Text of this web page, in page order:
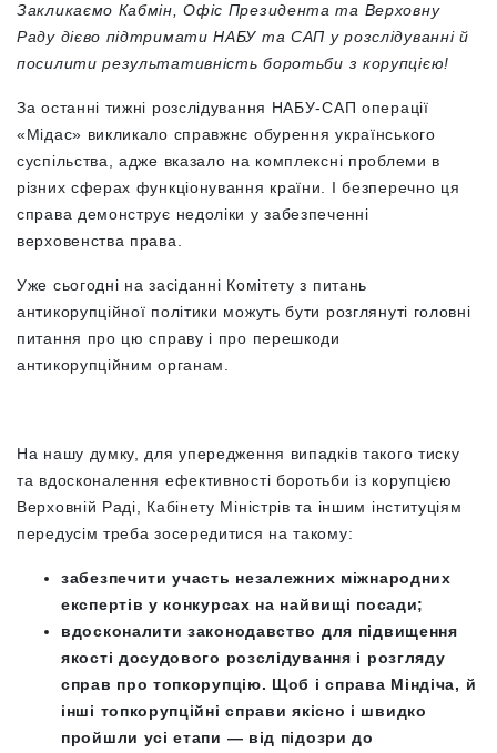
Закликаємо Кабмін, Офіс Президента та Верховну
Раду дієво підтримати НАБУ та САП у розслідуванні й
посилити результативність боротьби з корупцією!
За останні тижні розслідування НАБУ-САП операції
«Мідас» викликало справжнє обурення українського
суспільства, адже вказало на комплексні проблеми в
різних сферах функціонування країни. І безперечно ця
справа демонструє недоліки у забезпеченні
верховенства права.
Уже сьогодні на засіданні Комітету з питань
антикорупційної політики можуть бути розглянуті головні
питання про цю справу і про перешкоди
антикорупційним органам.
На нашу думку, для упередження випадків такого тиску
та вдосконалення ефективності боротьби із корупцією
Верховній Раді, Кабінету Міністрів та іншим інституціям
передусім треба зосередитися на такому:
забезпечити участь незалежних міжнародних
експертів у конкурсах на найвищі посади;
вдосконалити законодавство для підвищення
якості досудового розслідування і розгляду
справ про топкорупцію. Щоб і справа Міндіча, й
інші топкорупційні справи якісно і швидко
пройшли усі етапи — від підозри до